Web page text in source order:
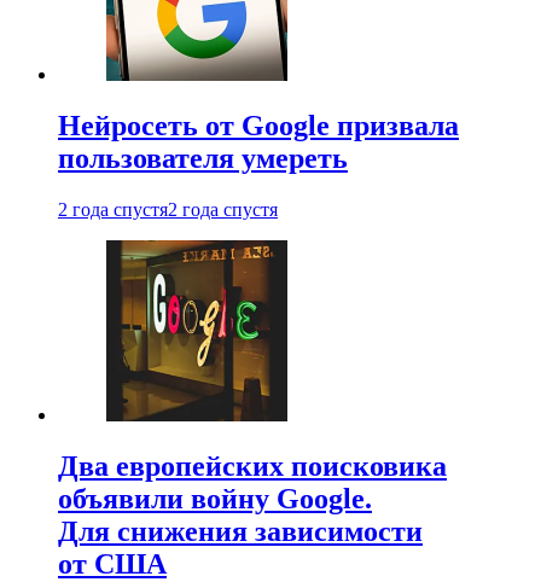
Нейросеть от Google призвала
пользователя умереть
2 года спустя2 года спустя
Два европейских поисковика
объявили войну Google.
Для снижения зависимости
от США